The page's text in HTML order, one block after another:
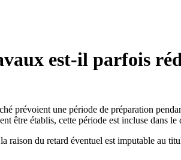
est-il parfois
prévoient une période de préparation
être établis, cette période est incluse dans
raison du retard éventuel est imputable au